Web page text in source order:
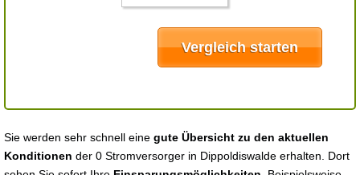
Sie werden sehr schnell eine gute Übersicht zu den aktuellen
Konditionen der 0 Stromversorger in Dippoldiswalde erhalten. Dort